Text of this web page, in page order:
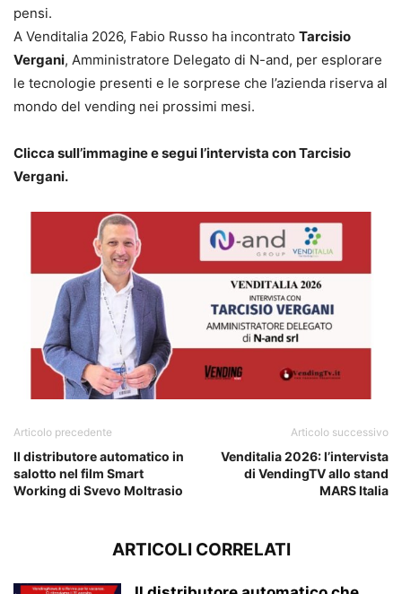
pensi.
A Venditalia 2026, Fabio Russo ha incontrato Tarcisio
Vergani, Amministratore Delegato di N-and, per esplorare
le tecnologie presenti e le sorprese che l’azienda riserva al
mondo del vending nei prossimi mesi.
Clicca sull’immagine e segui l’intervista con Tarcisio
Vergani.
Articolo precedente
Il distributore automatico in
salotto nel film Smart
Working di Svevo Moltrasio
Articolo successivo
Venditalia 2026: l’intervista
di VendingTV allo stand
MARS Italia
ARTICOLI CORRELATI